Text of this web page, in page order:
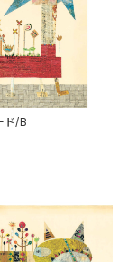
ド/B